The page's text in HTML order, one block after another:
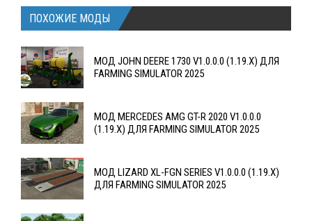
ПОХОЖИЕ МОДЫ
МОД JOHN DEERE 1730 V1.0.0.0 (1.19.X) ДЛЯ
FARMING SIMULATOR 2025
МОД MERCEDES AMG GT-R 2020 V1.0.0.0
(1.19.X) ДЛЯ FARMING SIMULATOR 2025
МОД LIZARD XL-FGN SERIES V1.0.0.0 (1.19.X)
ДЛЯ FARMING SIMULATOR 2025